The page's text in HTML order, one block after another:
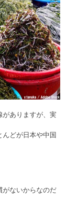
がありますが、実
どが日本や中国
がないからなのだ